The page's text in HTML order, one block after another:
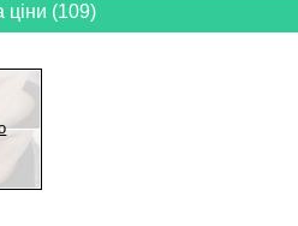
ціни (109)